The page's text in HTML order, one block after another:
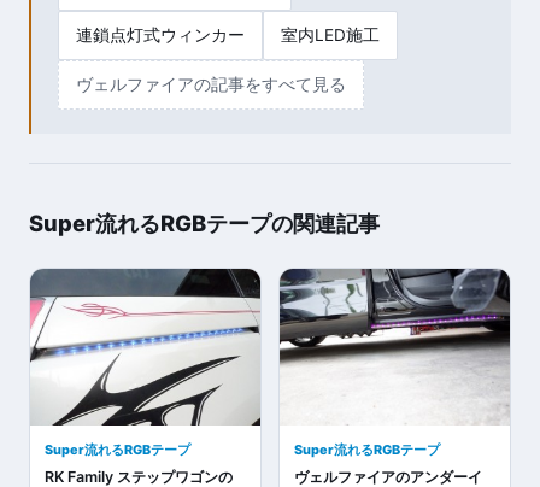
連鎖点灯式ウィンカー 室内LED施工
ヴェルファイアの記事をすべて見る
Super流れるRGBテープの関連記事
Super流れるRGBテープ
RK Family ステップワゴンの
Super流れるRGBテープ
ヴェルファイアのアンダーイ